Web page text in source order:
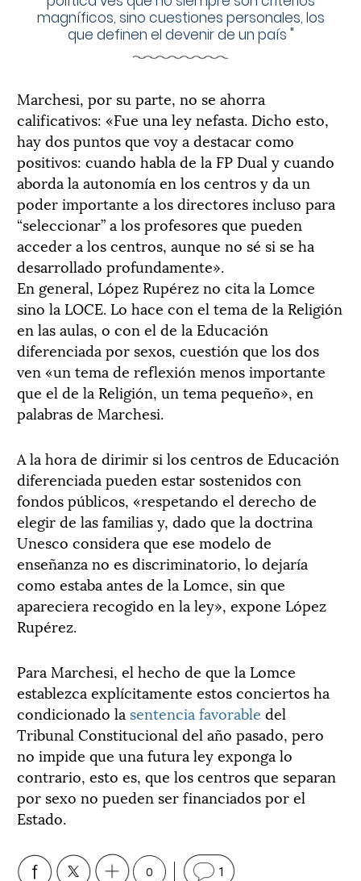
magníficos, sino cuestiones personales, los
que definen el devenir de un país "
Marchesi, por su parte, no se ahorra
calificativos: «Fue una ley nefasta. Dicho esto,
hay dos puntos que voy a destacar como
positivos: cuando habla de la FP Dual y cuando
aborda la autonomía en los centros y da un
poder importante a los directores incluso para
“seleccionar” a los profesores que pueden
acceder a los centros, aunque no sé si se ha
desarrollado profundamente».
En general, López Rupérez no cita la Lomce
sino la LOCE. Lo hace con el tema de la Religión
en las aulas, o con el de la Educación
diferenciada por sexos, cuestión que los dos
ven «un tema de reflexión menos importante
que el de la Religión, un tema pequeño», en
palabras de Marchesi.
A la hora de dirimir si los centros de Educación
diferenciada pueden estar sostenidos con
fondos públicos, «respetando el derecho de
elegir de las familias y, dado que la doctrina
Unesco considera que ese modelo de
enseñanza no es discriminatorio, lo dejaría
como estaba antes de la Lomce, sin que
apareciera recogido en la ley», expone López
Rupérez.
Para Marchesi, el hecho de que la Lomce
establezca explícitamente estos conciertos ha
condicionado la sentencia favorable del
Tribunal Constitucional del año pasado, pero
no impide que una futura ley exponga lo
contrario, esto es, que los centros que separan
por sexo no pueden ser financiados por el
Estado.
0 1